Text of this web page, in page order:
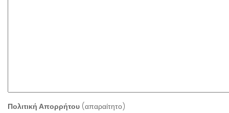
Πολιτική Απορρήτου (απαραίτητο)